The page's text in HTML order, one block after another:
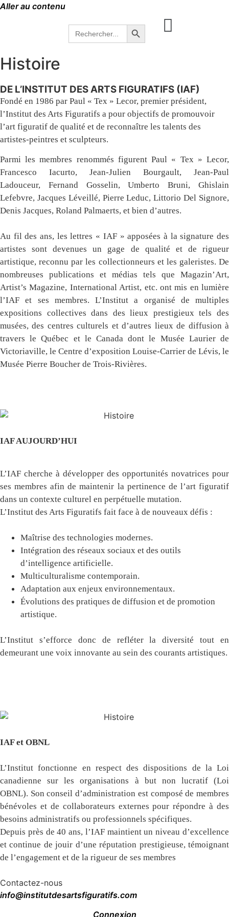
Aller au contenu
Search
for:
Search Button
Histoire
DE L’INSTITUT DES ARTS FIGURATIFS (IAF)
Fondé en 1986 par Paul « Tex » Lecor, premier président,
l’Institut des Arts Figuratifs a pour objectifs de promouvoir
l’art figuratif de qualité et de reconnaître les talents des
artistes-peintres et sculpteurs.
Parmi les membres renommés figurent Paul « Tex » Lecor,
Francesco Iacurto, Jean-Julien Bourgault, Jean-Paul
Ladouceur, Fernand Gosselin, Umberto Bruni, Ghislain
Lefebvre, Jacques Léveillé, Pierre Leduc, Littorio Del Signore,
Denis Jacques, Roland Palmaerts, et bien d’autres.
Au fil des ans, les lettres « IAF » apposées à la signature des
artistes sont devenues un gage de qualité et de rigueur
artistique, reconnu par les collectionneurs et les galeristes. De
nombreuses publications et médias tels que Magazin’Art,
Artist’s Magazine, International Artist, etc. ont mis en lumière
l’IAF et ses membres. L’Institut a organisé de multiples
expositions collectives dans des lieux prestigieux tels des
musées, des centres culturels et d’autres lieux de diffusion à
travers le Québec et le Canada dont le Musée Laurier de
Victoriaville, le Centre d’exposition Louise-Carrier de Lévis, le
Musée Pierre Boucher de Trois-Rivières.
IAF AUJOURD’HUI
L’IAF cherche à développer des opportunités novatrices pour
ses membres afin de maintenir la pertinence de l’art figuratif
dans un contexte culturel en perpétuelle mutation.
L’Institut des Arts Figuratifs fait face à de nouveaux défis :
Maîtrise des technologies modernes.
Intégration des réseaux sociaux et des outils
d’intelligence artificielle.
Multiculturalisme contemporain.
Adaptation aux enjeux environnementaux.
Évolutions des pratiques de diffusion et de promotion
artistique.
L’Institut s’efforce donc de refléter la diversité tout en
demeurant une voix innovante au sein des courants artistiques.
IAF et OBNL
L’Institut fonctionne en respect des dispositions de la Loi
canadienne sur les organisations à but non lucratif (Loi
OBNL). Son conseil d’administration est composé de membres
bénévoles et de collaborateurs externes pour répondre à des
besoins administratifs ou professionnels spécifiques.
Depuis près de 40 ans, l’IAF maintient un niveau d’excellence
et continue de jouir d’une réputation prestigieuse, témoignant
de l’engagement et de la rigueur de ses membres
Contactez-nous
info@institutdesartsfiguratifs.com
Connexion